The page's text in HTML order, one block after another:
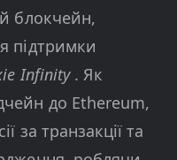
блокчейн,
підтримки
Infinity . Як
до Ethereum,
за транзакції та